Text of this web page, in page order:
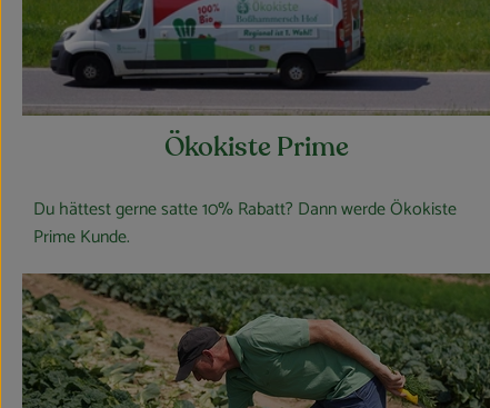
Ökokiste Prime
Du hättest gerne satte 10% Rabatt? Dann werde Ökokiste
Prime Kunde.